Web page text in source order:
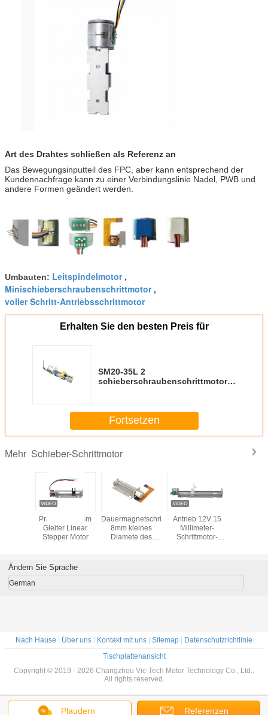
Art des Drahtes schließen als Referenz an
Das Bewegungsinputteil des FPC, aber kann entsprechend der
Kundennachfrage kann zu einer Verbindungslinie Nadel, PWB und
andere Formen geändert werden.
Umbauten: Leitspindelmotor,
Minischieberschraubenschrittmotor,
voller Schritt-Antriebsschrittmotor
Erhalten Sie den besten Preis für
SM20-35L 2
schieberschraubenschrittmotor
Fortsetzen
Mehr Schieber-Schrittmotor
Präzision 10mm
Gleiter Linear
Stepper Motor
Dauermagnetschrittmotor
8mm kleines
Diamete des
Antrieb 12V 15
Millimeter-
Schrittmotor-
Plaudern Referenzen
Ändern Sie Sprache
German
Nach Hause | Über uns | Kontakt mit uns | Sitemap | Datenschutzrichtlinie
Tischplattenansicht
Copyright © 2019 - 2026 Changzhou Vic-Tech Motor Technology Co., Ltd..
All rights reserved.